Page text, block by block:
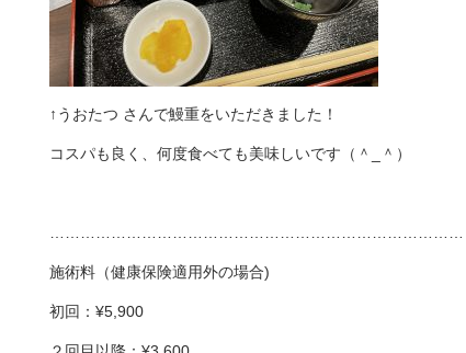
↑うおたつ さんで鰻重をいただきました！
コスパも良く、何度食べても美味しいです（＾_＾）
施術料（健康保険適用外の場合)
初回：¥5,900